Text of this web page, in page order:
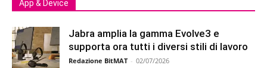
App & Device
Jabra amplia la gamma Evolve3 e
supporta ora tutti i diversi stili di lavoro
Redazione BitMAT - 02/07/2026